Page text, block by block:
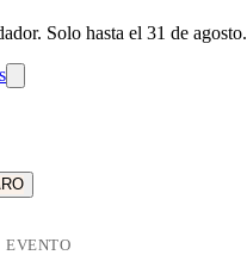
Solo hasta el 31 de agosto.
EVENTO